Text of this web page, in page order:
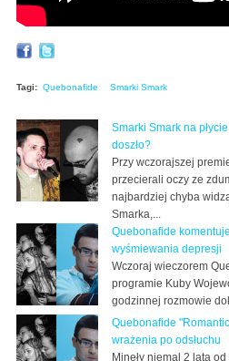
Tagi: Quebonafide Smarki Smark
Smarki Smark na
doszło?
Przy wczorajszej
przecierali oczy ze
najbardziej chyba
Smarka,...
Quebonafide
wyśmiewania depresji
Wczoraj wieczorem
programie Kuby
godzinnej rozmowie
Quebonafide
wrażenia po odsłuchu
Minęły niemal 2 lata